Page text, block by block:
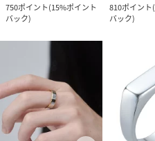
750ポイント(15%ポイント
バック)
810ポイント(
バック)